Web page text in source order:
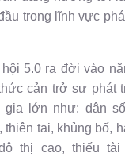
trong lĩnh vực
5.0 ra đời vào
cản trở sự phát
gia lớn như: dân
thiên tai, khủng bố,
thị cao, thiếu tài